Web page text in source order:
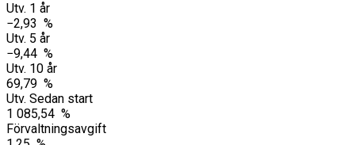
Utv. 1 år
−2,93 %
Utv. 5 år
−9,44 %
Utv. 10 år
69,79 %
Utv. Sedan start
1 085,54 %
Förvaltningsavgift